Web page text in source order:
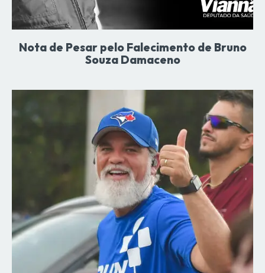
Nota de Pesar pelo Falecimento de Bruno
Souza Damaceno